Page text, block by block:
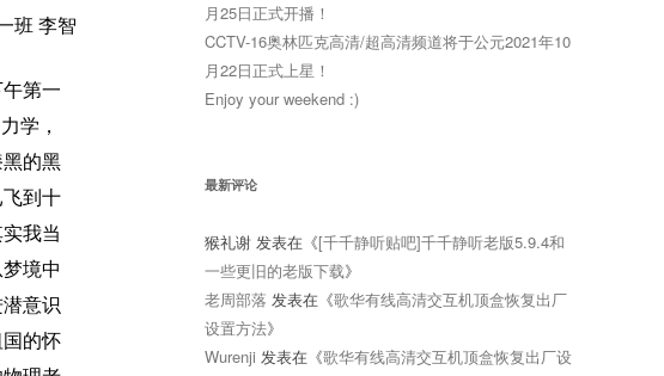
班 李智
第一
学，
的黑
到十
我当
境中
意识
的怀
月25日正式开播！
CCTV-16奥林匹克高清/超高清频道将于公元2021年10
月22日正式上星！
Enjoy your weekend :)
最新评论
猴礼谢发表在《[千千静听贴吧]千千静听老版5.9.4和
一些更旧的老版下载》
老周部落 发表在《歌华有线高清交互机顶盒恢复出厂
设置方法》
Wurenji 发表在《歌华有线高清交互机顶盒恢复出厂设